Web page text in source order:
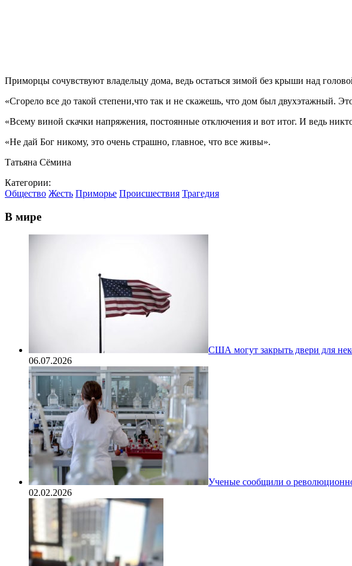
Приморцы сочувствуют владельцу дома, ведь остаться зимой без крыши над
«Сгорело все до такой степени,что так и не скажешь, что дом был двухэтажный.
«Всему виной скачки напряжения, постоянные отключения и вот итог. И ведь
«Не дай Бог никому, это очень страшно, главное, что все живы».
Татьяна Сёмина
Категории:
Общество Жесть Приморье Происшествия Трагедия
В мире
США могут закрыть двери для
06.07.2026
Ученые сообщили о
02.02.2026